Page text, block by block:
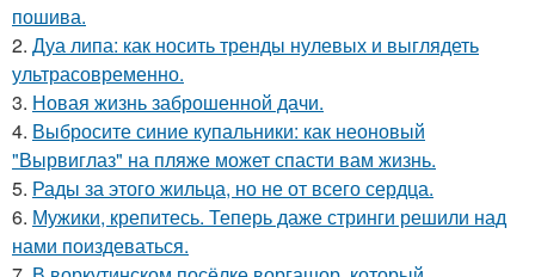
пошива.
2. Дуа липа: как носить тренды нулевых и выглядеть
ультрасовременно.
3. Новая жизнь заброшенной дачи.
4. Выбросите синие купальники: как неоновый
"Вырвиглаз" на пляже может спасти вам жизнь.
5. Рады за этого жильца, но не от всего сердца.
6. Мужики, крепитесь. Теперь даже стринги решили над
нами поиздеваться.